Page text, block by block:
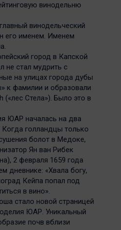
винодельню
винодельческий
его именем. Именем
город в Капской
не стал мудрить с
на улицах города дубы
к фамилии и образовали
(«лес Стела»). Было это в
ЮАР началась на два
Когда голландцы только
болот в Медоке,
Ян ван Рибек
2 февраля 1659 года
дневнике: «Хвала богу,
Кейпа попал под
в вино».
стало новой страницей
ЮАР. Уникальный
почв вблизи